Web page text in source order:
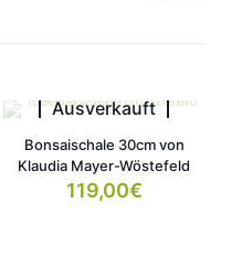
Ausverkauft
Bonsaischale 30cm von
Klaudia Mayer-Wöstefeld
119,00€